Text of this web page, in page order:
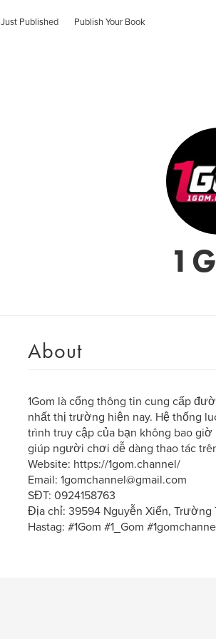
Just Published Publish Your Book
About
1Gom là cổng thông tin cung cấp
nhất thị trường hiện nay. Hệ thống
trình truy cập của bạn không bao
giúp người chơi dễ dàng thao tác
Website: https://1gom.channel/
Email: 1gomchannel@gmail.com
SĐT: 0924158763
Địa chỉ: 39594 Nguyễn Xiển,
Hastag: #1Gom #1_Gom